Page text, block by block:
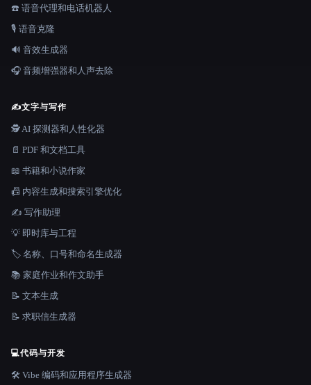
☎️ 语音代理和电话机器人
🎙️ 语音克隆
🔊 音效生成器
🎧 音频增强器和人声去除
✍️文字与写作
🕵️ AI 探测器和人性化器
📄 PDF 和文档工具
📖 书籍和小说作家
📠 内容生成和搜索引擎优化
✍️ 写作助理
💡 即时库与工程
🏷️ 名称、口号和命名生成器
📚 家庭作业和作文助手
📝 文本生成
📝 求职信生成器
💻代码与开发
🛠️ Vibe 编码和应用程序生成器